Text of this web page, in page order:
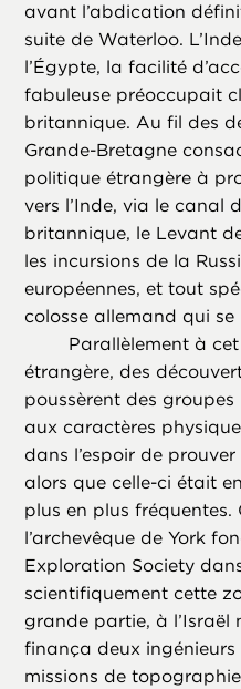
avant l’abdication
suite de Waterloo.
l’Égypte, la facilité
fabuleuse préoccupait
britannique. Au fil des
Grande-Bretagne
politique étrangère à
vers l’Inde, via le canal
britannique, le Levant
les incursions de la
européennes, et tout
colosse allemand qui se
Parallèlement à
étrangère, des
poussèrent des groupes
aux caractères
dans l’espoir de
alors que celle-ci était
plus en plus fréquentes.
l’archevêque de York
Exploration Society
scientifiquement cette
grande partie, à l’Israël
finança deux
missions de